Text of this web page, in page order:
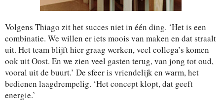
Volgens Thiago zit het succes niet in één ding. ‘Het is een
combinatie. We willen er iets moois van maken en dat straalt
uit. Het team blijft hier graag werken, veel collega’s komen
ook uit Oost. En we zien veel gasten terug, van jong tot oud,
vooral uit de buurt.’ De sfeer is vriendelijk en warm, het
bedienen laagdrempelig. ‘Het concept klopt, dat geeft
energie.’